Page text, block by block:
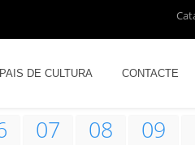
DE CULTURA CONTACTE
07 08 09